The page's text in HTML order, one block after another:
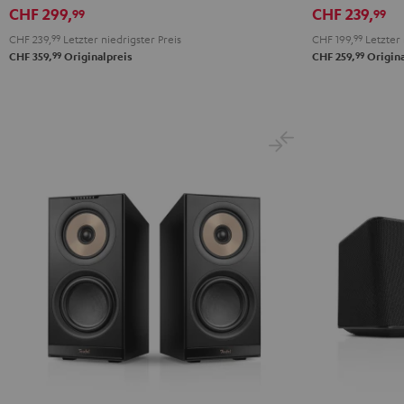
CHF 299,99
CHF 239, 99 Letzter niedrigster Preis
CHF 359,99 Originalpreis
CHF 239,99
CHF 199, 99 Letzter
CHF 259,99